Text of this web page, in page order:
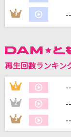
back number
Soranji
Mrs. GREEN APPLE
3
再生回数ランキン
1
2
3